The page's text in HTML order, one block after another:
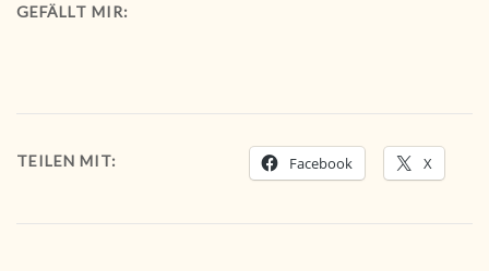
GEFÄLLT MIR:
TEILEN MIT: Facebook X